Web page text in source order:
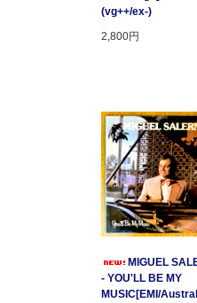
(vg++/ex-)
2,800円
MIGUEL
- YOU'LL BE MY
MUSIC[EMI/